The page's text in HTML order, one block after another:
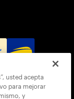
usted acepta
para mejorar
y